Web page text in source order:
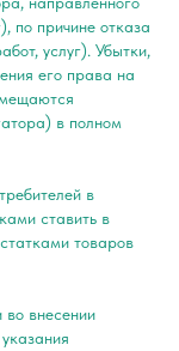
по причине отказа
услуг). Убытки,
его права на
в полном
в
ставить в
товаров
внесении